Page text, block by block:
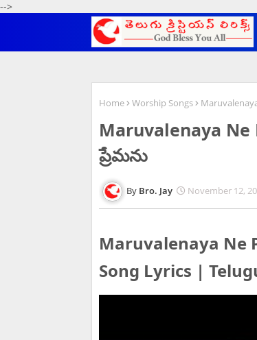
-->
Home Worship Songs
Maruvalenaya
ప్రేమను
Bro. Jay November 12,
Maruvalenaya Ne
Song Lyrics |